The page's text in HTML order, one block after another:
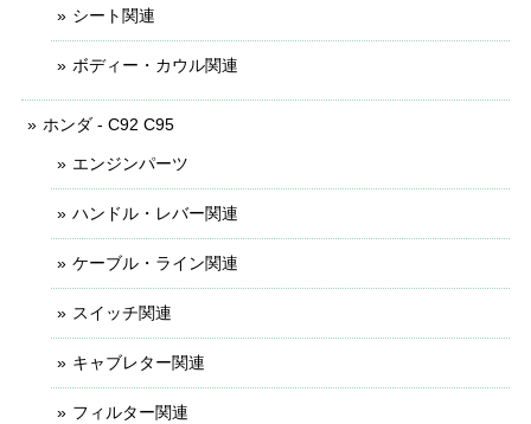
シート関連
ボディー・カウル関連
ホンダ - C92 C95
エンジンパーツ
ハンドル・レバー関連
ケーブル・ライン関連
スイッチ関連
キャブレター関連
フィルター関連